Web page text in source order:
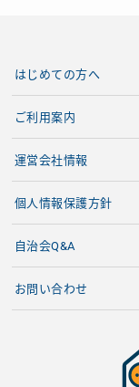
はじめての方へ
ご利用案内
運営会社情報
個人情報保護方針
自治会Q&A
お問い合わせ